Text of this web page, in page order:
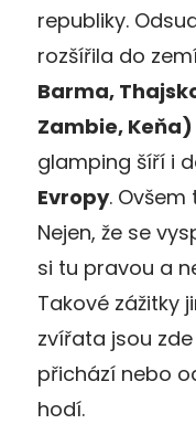
republiky.
rozšířila do
Barma,
Zambie, Keňa)
glamping šíří i
Evropy.
Nejen, že se
si tu pravou a
Takové zážitky
zvířata jsou
přichází nebo
hodí.